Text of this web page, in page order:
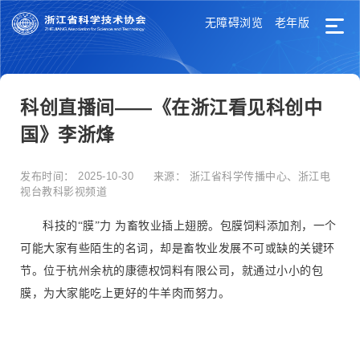
无障碍浏览 老年版
科创直播间——《在浙江看见科创中
国》李浙烽
发布时间： 2025-10-30 来源：
浙江省科学传播中心、浙江电
视台教科影视频道
科技的“膜”力 为畜牧业插上翅膀。包膜饲料添加剂，一个
可能大家有些陌生的名词，却是畜牧业发展不可或缺的关键环
节。位于杭州余杭的康德权饲料有限公司，就通过小小的包
膜，为大家能吃上更好的牛羊肉而努力。